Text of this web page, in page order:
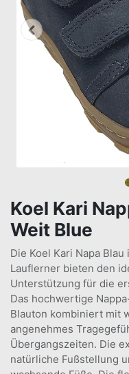
Koel Kari
Weit Blue
Die Koel Kari Napa
Lauflerner bieten den
Unterstützung für die
Das hochwertige
Blauton kombiniert mit
angenehmes
Übergangszeiten. Die
natürliche Fußstellung